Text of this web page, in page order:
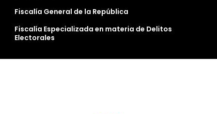
Fiscalía General de la República
Fiscalía Especializada en materia de Delitos
Electorales